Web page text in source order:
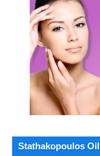
Stathakopoulos Oil